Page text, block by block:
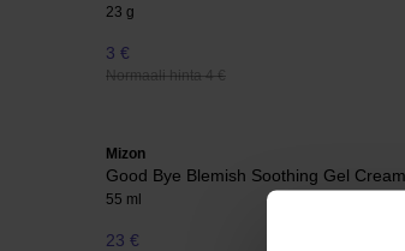
23 g
3 €
Normaali hinta 4 €
Mizon
Good Bye Blemish Soothing Gel Cream
55 ml
23 €